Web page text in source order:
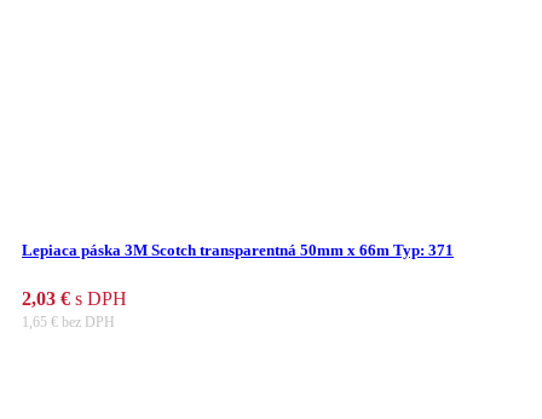
Lepiaca páska 3M Scotch transparentná 50mm x 66m Typ: 371
2,03 € s DPH
1,65 € bez DPH